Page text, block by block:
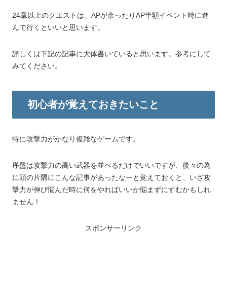
24章以上のクエストは、APが余ったりAP半額イベント時に進
んで行くといいと思います。
詳しくは下記の記事に大体書いていると思います。参考にして
みてください。
初心者が覚えておきたいこと
特に攻撃力がかなり複雑なゲームです。
序盤は攻撃力の高い武器を並べるだけでいいですが、後々の為
に頭の片隅にこんな記事があったなーと覚えておくと、いざ攻
撃力が伸び悩んだ時に何をやればいいか悩まずにすむかもしれ
ません！
スポンサーリンク